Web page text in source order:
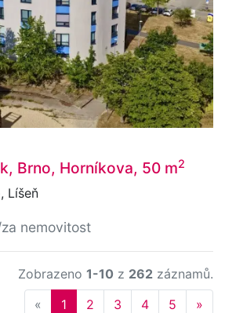
Brno, Horníkova, 50 m2
Líšeň
nemovitost
Zobrazeno 1-10 z 262 záznamů.
« Previous
1 2 3 4 5 »